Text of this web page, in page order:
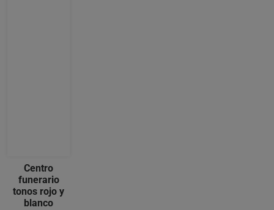
Centro
funerario
tonos rojo y
blanco